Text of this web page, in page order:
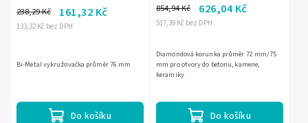
133,32 Kč bez DPH
238,29 Kč 161,32 Kč
Do košíku
Bi-Metal vykružovačka průměr 76 mm
517,39 Kč bez DPH
854,94 Kč 626,04 Kč
Do košíku
Diamondová korunka průměr 72 mm/75
mm pro otvory do betonu, kamene,
keramiky